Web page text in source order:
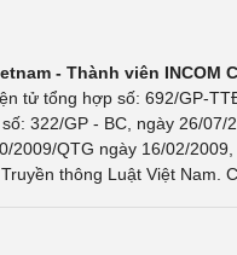
- Thành viên INCOM
tử tổng hợp số: 692/GP-
322/GP - BC, ngày 26/
2009/QTG ngày 16/02/
thông Luật Việt Nam.